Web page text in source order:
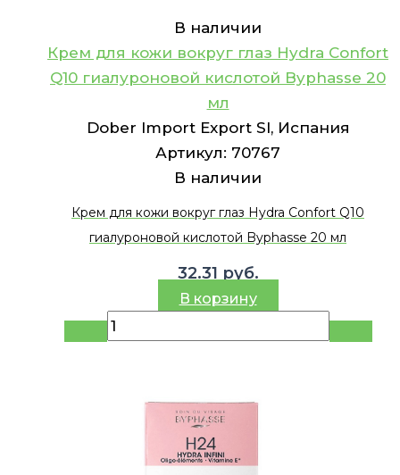
В наличии
Крем для кожи вокруг глаз Hydra Confort
Q10 гиалуроновой кислотой Byphasse 20
мл
Dober Import Export Sl, Испания
Артикул: 70767
В наличии
Крем для кожи вокруг глаз Hydra Confort Q10
гиалуроновой кислотой Byphasse 20 мл
32.31 руб.
В корзину